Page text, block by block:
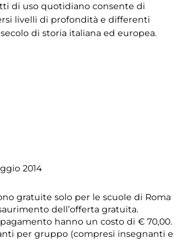
di uso quotidiano consente di
livelli di profondità e differenti
di storia italiana ed europea.
2014
gratuite solo per le scuole di Roma
dell’offerta gratuita.
hanno un costo di € 70,00.
per gruppo (compresi insegnanti e